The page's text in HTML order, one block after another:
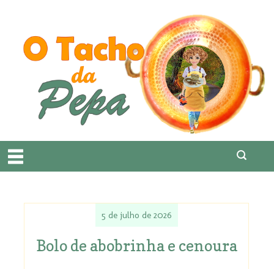
5 de julho de 2026
Bolo de abobrinha e cenoura